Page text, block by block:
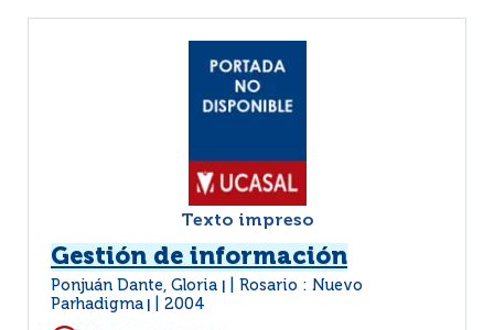
Texto impreso
Gestión de información
Ponjuán Dante, Gloria
Rosario : Nuevo
Parhadigma
2004